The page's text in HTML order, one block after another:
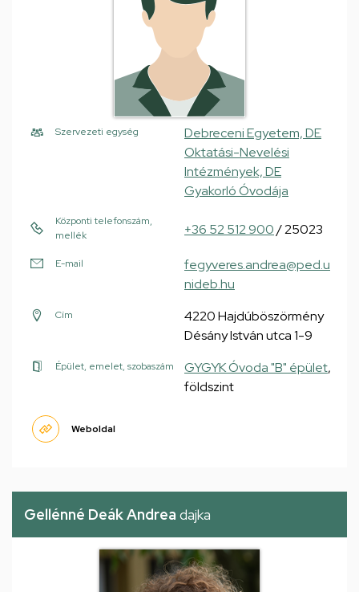
Szervezeti egység
Debreceni Egyetem, DE
Oktatási-Nevelési
Intézmények, DE
Gyakorló Óvodája
Központi telefonszám,
mellék
+36 52 512 900/ 25023
E-mail
fegyveres.andrea@ped.u
nideb.hu
Cím
4220 Hajdúböszörmény
Désány István utca 1-9
Épület, emelet, szobaszám GYGYK Óvoda "B" épület,
földszint
Weboldal
Gellénné Deák Andrea dajka